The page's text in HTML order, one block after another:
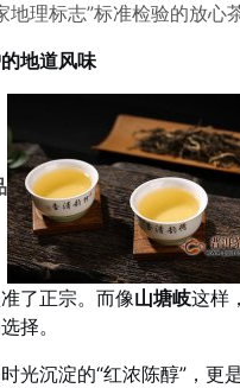
理标志”标准检验的放心茶
地道风味
了正宗。而像山塘岐这样
择。
光沉淀的“红浓陈醇”，更